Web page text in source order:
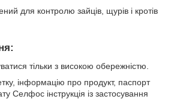
для контролю зайців, щурів і кротів
тільки з високою обережністю.
інформацію про продукт, паспорт
Селфос інструкція із застосування